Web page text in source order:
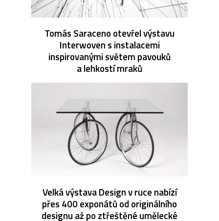
Tomás Saraceno otevřel výstavu
Interwoven s instalacemi
inspirovanými světem pavouků
a lehkostí mraků
Velká výstava Design v ruce nabízí
přes 400 exponátů od originálního
designu až po ztřeštěné umělecké